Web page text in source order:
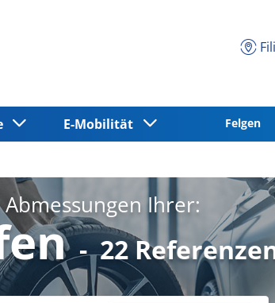
E-Mobilität Felgen
Ihrer:
- 22